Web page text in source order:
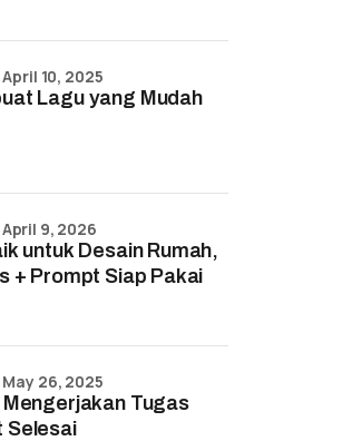
Lagu yang Mudah
April 10, 2025
untuk Desain Rumah,
+ Prompt Siap Pakai
April 9, 2026
Mengerjakan Tugas
Selesai
May 26, 2025